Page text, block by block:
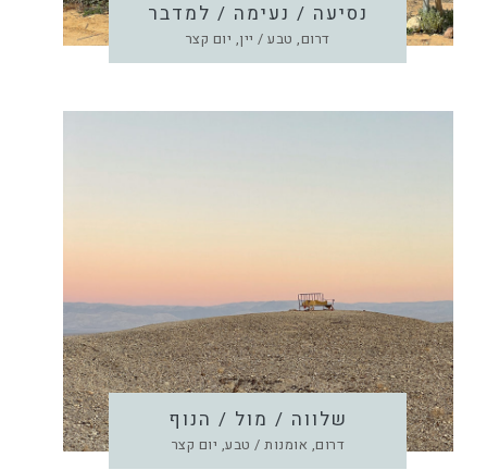
נסיעה / נעימה / למדבר
דרום, טבע / יין, יום קצר
שלווה / מול / הנוף
דרום, אומנות / טבע, יום קצר